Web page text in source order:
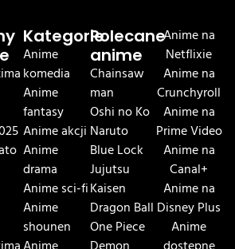
Kategorie
Anime
komedia
Anime
fantasy
Anime akcji
Anime
drama
Anime sci-fi
Anime
shounen
Polecane
anime
Chainsaw
man
Oshi no Ko
Naruto
Blue Lock
Jujutsu
Kaisen
Dragon Ball
One Piece
Anime na
Netflixie
Anime na
Crunchyroll
Anime na
Prime Video
Anime na
Canal+
Anime na
Disney Plus
Anime